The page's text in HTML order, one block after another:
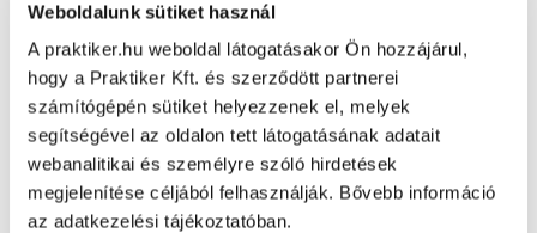
Weboldalunk sütiket használ
A praktiker.hu weboldal látogatásakor Ön hozzájárul,
hogy a Praktiker Kft. és szerződött partnerei
számítógépén sütiket helyezzenek el, melyek
segítségével az oldalon tett látogatásának adatait
webanalitikai és személyre szóló hirdetések
megjelenítése céljából felhasználják. Bővebb információ
az adatkezelési tájékoztatóban.
Oldal újratöltése